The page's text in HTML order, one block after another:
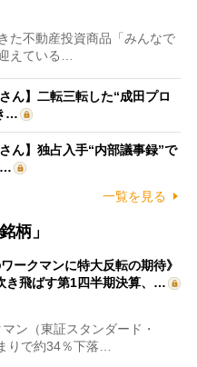
た不動産投資商品「みんなで
えている…
ん】二転三転した“成田プロ
…
ん】独占入手“内部議事録”で
…
一覧を見る
柄」
ークマンに特大反転の期待》
き飛ばす第1四半期決算、…
ン（東証スタンダード・
りで約34％下落…